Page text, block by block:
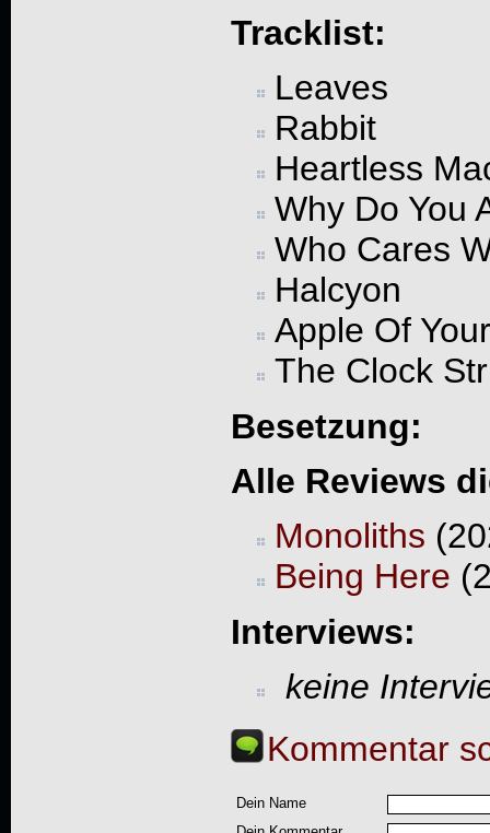
Tracklist:
Leaves
Rabbit
Heartless
Why Do You
Who Cares
Halcyon
Apple Of
The Clock
Besetzung:
Alle Reviews
Monoliths
Being Here
Interviews:
keine
Kommentar
Dein Name